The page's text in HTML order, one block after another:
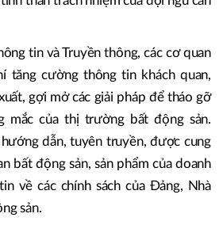
cứu đơn giản hóa, rút ngắn các thủ
quyền; chú trọng việc đào tạo,
thần trách nhiệm của đội ngũ cán
tin và Truyền thông, các cơ quan
tăng cường thông tin khách quan,
gợi mở các giải pháp để tháo gỡ